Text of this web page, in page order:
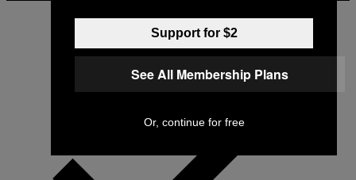
Support for $2
See All Membership Plans
Or, continue for free